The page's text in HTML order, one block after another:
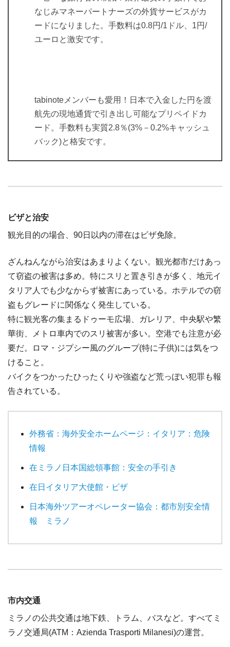
なじみマネーパートナーズの外貨サービスがカ
ードになりました。手数料は0.8円/1ドル、1円/
ユーロと激安です。
tabinoteメンバーも愛用！日本で入金した円を渡
航先の現地通貨で引き出し可能なプリペイドカ
ード。手数料も実質2.8％(3%－0.2%キャッシュ
バック)と格安です。
ビザと治安
観光目的の場合、90日以内の滞在はビザ免除。
ざんねんながら治安はあまりよくない。観光都市だけあっ
て窃盗の被害は多め。特にスリと置き引きが多く、地元イ
タリア人でも少なからず被害にあっている。ホテルでの窃
盗もグレードに関係なく発生している。
特に観光客の集まるドゥーモ広場、ガレリア、中央駅や繁
華街、メトロ車内でのスリ被害が多い。空港でも注意が必
要だ。ロマ・ジプシー風のグループ(特に子供)には気をつ
けること。
バイクをつかったひったくりや強盗など荒っぽい犯罪も報
告されている。
外務省：海外安全ホームページ：イタリア：危険
情報
在ミラノ日本国総領事館：安全の手引き
在日イタリア大使館・ビザ
日本海外ツアーオペレーター協会：都市別安全情
報 ミラノ
市内交通
ミラノの公共交通は地下鉄、トラム、バスなど。すべてミ
ラノ交通局(ATM：Azienda Trasporti Milanesi)の運営。